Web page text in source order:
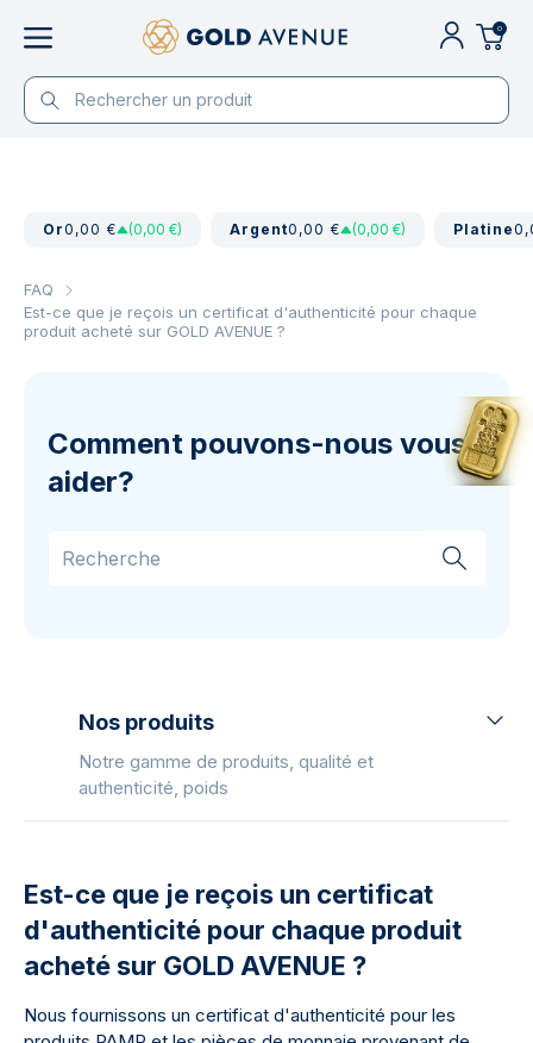
0
Or0,00 € (0,00 €) Argent0,00 € (0,00 €) Platine
FAQ
Est-ce que je reçois un certificat d'authenticité pour chaque
produit acheté sur GOLD AVENUE ?
Comment pouvons-nous vous
aider?
Nos produits
Notre gamme de produits, qualité et
authenticité, poids
Est-ce que je reçois un certificat
d'authenticité pour chaque produit
acheté sur GOLD AVENUE ?
Nous fournissons un certificat d'authenticité pour les